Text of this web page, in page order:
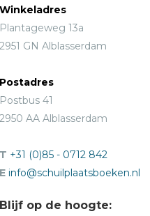
Winkeladres
Plantageweg 13a
2951 GN Alblasserdam
Postadres
Postbus 41
2950 AA Alblasserdam
T +31 (0)85 - 0712 842
E info@schuilplaatsboeken.nl
Blijf op de hoogte: